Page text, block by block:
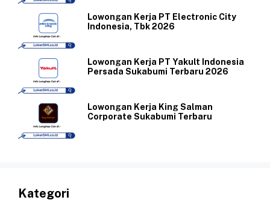
Lowongan Kerja PT Electronic City
Indonesia, Tbk 2026
Lowongan Kerja PT Yakult Indonesia
Persada Sukabumi Terbaru 2026
Lowongan Kerja King Salman
Corporate Sukabumi Terbaru
Kategori